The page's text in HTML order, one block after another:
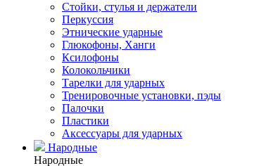
Стойки, стулья и держатели
Перкуссия
Этнические ударные
Глюкофоны, Ханги
Ксилофоны
Колокольчики
Тарелки для ударных
Тренировочные установки, пэды
Палочки
Пластики
Аксессуары для ударных
Народные
Народные